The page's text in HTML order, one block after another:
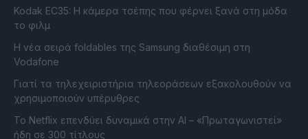
Kodak EC35: Η κάμερα τσέπης που φέρνει ξανά στη μόδα
το φιλμ
Η νέα σειρά foldables της Samsung διαθέσιμη στη
Vodafone
Γιατί τα τηλεχειριστήρια τηλεοράσεων εξακολουθούν να
χρησιμοποιούν υπέρυθρες
Το Netflix επενδύει δυναμικά στην AI – «Πρωταγωνιστεί»
ήδη σε 300 τίτλους